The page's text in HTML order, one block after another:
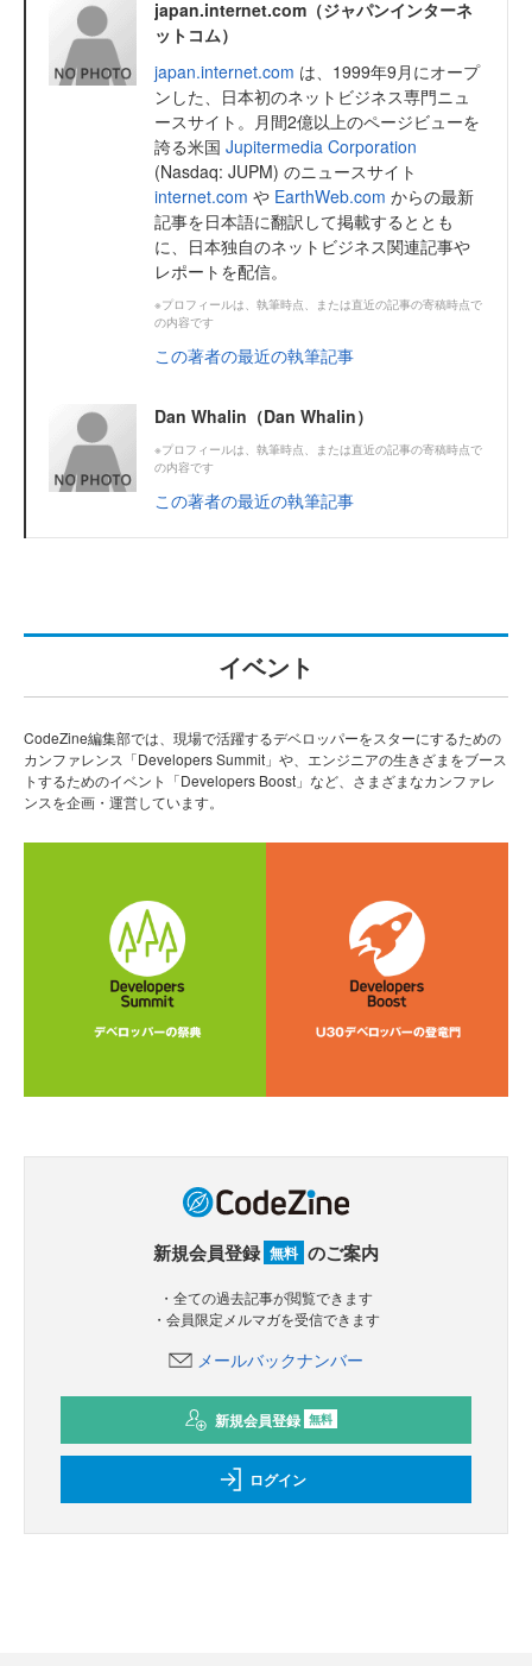
japan.internet.com（ジャパンインターネ
ットコム）
japan.internet.com は、1999年9月にオープ
ンした、日本初のネットビジネス専門ニュ
ースサイト。月間2億以上のページビューを
誇る米国 Jupitermedia Corporation
(Nasdaq: JUPM) のニュースサイト
internet.com や EarthWeb.com からの最新
記事を日本語に翻訳して掲載するととも
に、日本独自のネットビジネス関連記事や
レポートを配信。
※プロフィールは、執筆時点、または直近の記事の寄稿時点で
の内容です
この著者の最近の執筆記事
Dan Whalin（Dan Whalin）
※プロフィールは、執筆時点、または直近の記事の寄稿時点で
の内容です
この著者の最近の執筆記事
イベント
CodeZine編集部では、現場で活躍するデベロッパーをスターにするための
カンファレンス「Developers Summit」や、エンジニアの生きざまをブース
トするためのイベント「Developers Boost」など、さまざまなカンファレ
ンスを企画・運営しています。
新規会員登録 無料 のご案内
・全ての過去記事が閲覧できます
・会員限定メルマガを受信できます
メールバックナンバー
新規会員登録 無料
ログイン